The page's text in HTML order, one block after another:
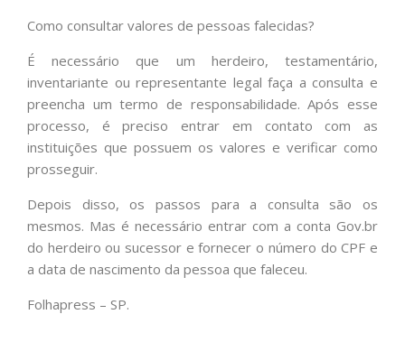
Como consultar valores de pessoas falecidas?
É necessário que um herdeiro, testamentário,
inventariante ou representante legal faça a consulta e
preencha um termo de responsabilidade. Após esse
processo, é preciso entrar em contato com as
instituições que possuem os valores e verificar como
prosseguir.
Depois disso, os passos para a consulta são os
mesmos. Mas é necessário entrar com a conta Gov.br
do herdeiro ou sucessor e fornecer o número do CPF e
a data de nascimento da pessoa que faleceu.
Folhapress – SP.